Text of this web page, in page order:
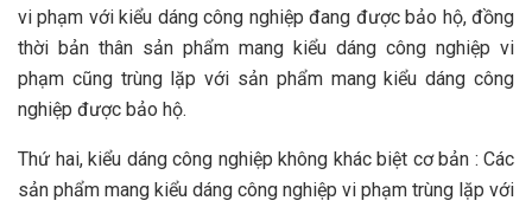
vi phạm với kiểu dáng công nghiệp đang được bảo hộ, đồng
thời bản thân sản phẩm mang kiểu dáng công nghiệp vi
phạm cũng trùng lặp với sản phẩm mang kiểu dáng công
nghiệp được bảo hộ.
Thứ hai, kiểu dáng công nghiệp không khác biệt cơ bản : Các
sản phẩm mang kiểu dáng công nghiệp vi phạm trùng lặp với